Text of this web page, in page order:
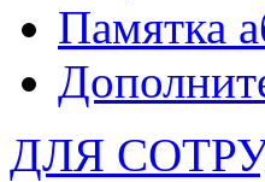
Памятка
ДЛЯ